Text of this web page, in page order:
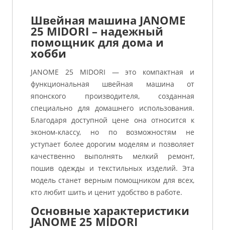
Швейная машина JANOME
25 MIDORI – надежный
помощник для дома и
хобби
JANOME 25 MIDORI — это компактная и
функциональная швейная машина от
японского производителя, созданная
специально для домашнего использования.
Благодаря доступной цене она относится к
эконом-классу, но по возможностям не
уступает более дорогим моделям и позволяет
качественно выполнять мелкий ремонт,
пошив одежды и текстильных изделий. Эта
модель станет верным помощником для всех,
кто любит шить и ценит удобство в работе.
Основные характеристики
JANOME 25 MIDORI